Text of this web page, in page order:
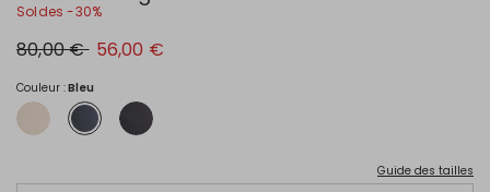
Soldes -30%
Prix
original
€
80,00 € Nouveau
prix
56,00 €
Couleur :Bleu
Guide des tailles